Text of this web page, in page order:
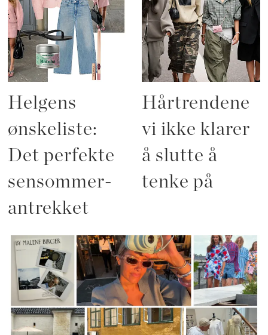
Helgens
ønskeliste:
Det perfekte
sensommer-
antrekket
Hårtrendene
vi ikke klarer
å slutte å
tenke på